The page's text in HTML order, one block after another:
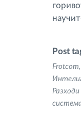
Post
Frotcom